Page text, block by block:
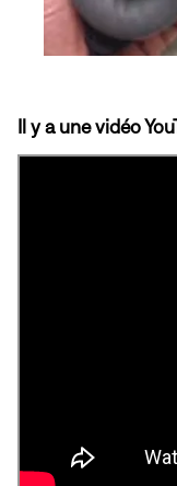
Il y a une vidéo